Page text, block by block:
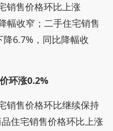
销售价格环比上涨
幅收窄；二手住宅销售
6.7%，同比降幅收
环涨0.2%
销售价格环比继续保持
住宅销售价格环比上涨